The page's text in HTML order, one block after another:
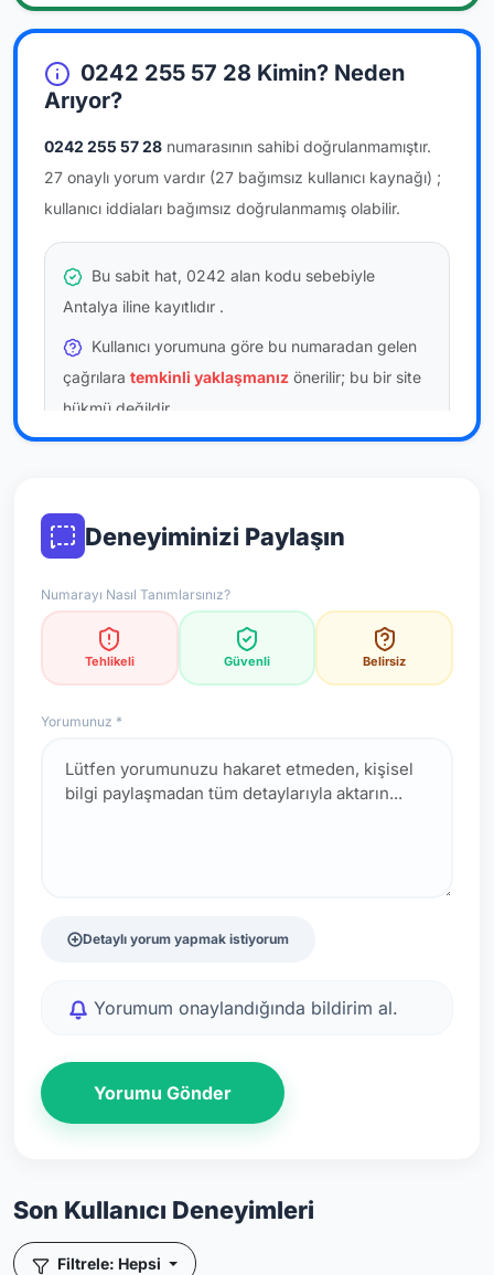
0242 255 57 28 Kimin? Neden
Arıyor?
0242 255 57 28 numarasının sahibi doğrulanmamıştır.
27 onaylı yorum vardır (27 bağımsız kullanıcı kaynağı) ;
kullanıcı iddiaları bağımsız doğrulanmamış olabilir.
Bu sabit hat, 0242 alan kodu sebebiyle
Antalya iline kayıtlıdır .
Kullanıcı yorumuna göre bu numaradan gelen
çağrılara temkinli yaklaşmanız önerilir; bu bir site
hükmü değildir.
Bu bilgiler onaylı kullanıcı bildirimlerine dayanır;
*Not: Değerlendirmeler onaylı kullanıcı yorumlarına göre
Deneyiminizi Paylaşın
Numarayı Nasıl Tanımlarsınız?
Tehlikeli Güvenli Belirsiz
Yorumunuz *
Detaylı yorum yapmak istiyorum
Yorumum onaylandığında bildirim al.
Yorumu Gönder
Son Kullanıcı Deneyimleri
Filtrele: Hepsi